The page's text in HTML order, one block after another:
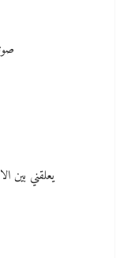
يعلقني بين